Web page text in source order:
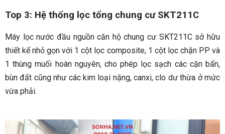
Top 3: Hệ thống lọc tổng chung cư SKT211C
Máy lọc nước đầu nguồn căn hộ chung cư SKT211C sở hữu
thiết kế nhỏ gọn với 1 cột lọc composite, 1 cột lọc chặn PP và
1 thùng muối hoàn nguyên, cho phép lọc sạch các cặn bẩn,
bùn đất cũng như các kim loại nặng, canxi, clo dư thừa ở mức
vừa phải.